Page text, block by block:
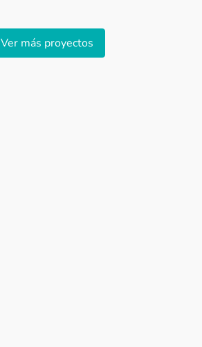
Ver más proyectos